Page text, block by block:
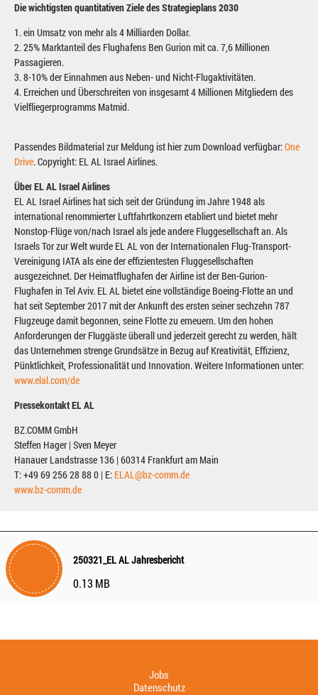
Die wichtigsten quantitativen Ziele des Strategieplans 2030
1. ein Umsatz von mehr als 4 Milliarden Dollar.
2. 25% Marktanteil des Flughafens Ben Gurion mit ca. 7,6 Millionen
Passagieren.
3. 8-10% der Einnahmen aus Neben- und Nicht-Flugaktivitäten.
4. Erreichen und Überschreiten von insgesamt 4 Millionen Mitgliedern des
Vielfliegerprogramms Matmid.
Passendes Bildmaterial zur Meldung ist hier zum Download verfügbar:One
Drive. Copyright: EL AL Israel Airlines.
Über EL AL Israel Airlines
EL AL Israel Airlines hat sich seit der Gründung im Jahre 1948 als
international renommierter Luftfahrtkonzern etabliert und bietet mehr
Nonstop-Flüge von/nach Israel als jede andere Fluggesellschaft an. Als
Israels Tor zur Welt wurde EL AL von der Internationalen Flug-Transport-
Vereinigung IATA als eine der effizientesten Fluggesellschaften
ausgezeichnet. Der Heimatflughafen der Airline ist der Ben-Gurion-
Flughafen in Tel Aviv. EL AL bietet eine vollständige Boeing-Flotte an und
hat seit September 2017 mit der Ankunft des ersten seiner sechzehn 787
Flugzeuge damit begonnen, seine Flotte zu erneuern. Um den hohen
Anforderungen der Fluggäste überall und jederzeit gerecht zu werden, hält
das Unternehmen strenge Grundsätze in Bezug auf Kreativität, Effizienz,
Pünktlichkeit, Professionalität und Innovation. Weitere Informationen unter:
www.elal.com/de
Pressekontakt EL AL
BZ.COMM GmbH
Steffen Hager | Sven Meyer
Hanauer Landstrasse 136 | 60314 Frankfurt am Main
T: +49 69 256 28 88 0 | E: ELAL@bz-comm.de
www.bz-comm.de
250321_EL AL Jahresbericht
0.13 MB
Jobs
Datenschutz